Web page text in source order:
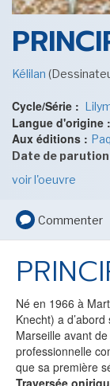
VOIR
Kélilan
Cycle/Série :
Langue d'origine :
Aux éditions :
Date de parution
voir l'oeuvre
Commenter
Né en 1966 à
Knecht) a
Marseille avant
professionnelle
que sa première
Traversée